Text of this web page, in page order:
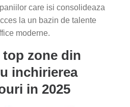
care isi consolideaza
la un bazin de talente
moderne.
top zone din
inchirierea
in 2025